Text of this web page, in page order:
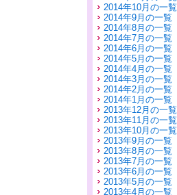
2014年10月の一覧
2014年9月の一覧
2014年8月の一覧
2014年7月の一覧
2014年6月の一覧
2014年5月の一覧
2014年4月の一覧
2014年3月の一覧
2014年2月の一覧
2014年1月の一覧
2013年12月の一覧
2013年11月の一覧
2013年10月の一覧
2013年9月の一覧
2013年8月の一覧
2013年7月の一覧
2013年6月の一覧
2013年5月の一覧
2013年4月の一覧